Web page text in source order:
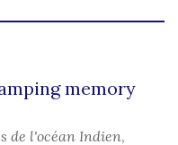
memory
de l'océan Indien,